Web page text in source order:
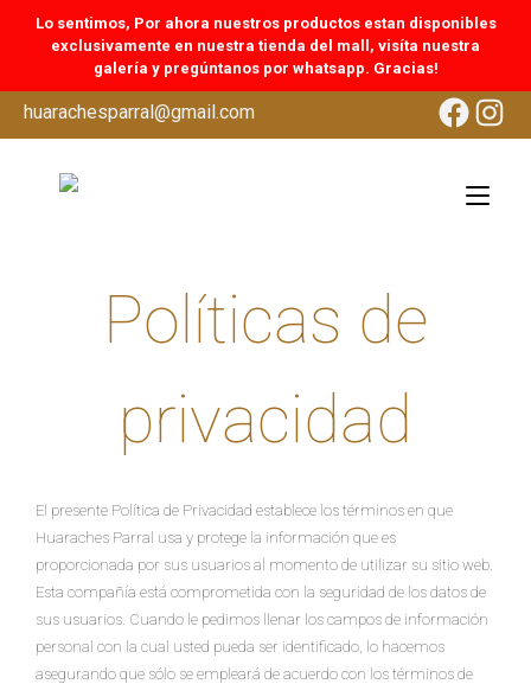
Lo sentimos, Por ahora nuestros productos estan disponibles
exclusivamente en nuestra tienda del mall, visíta nuestra
galería y pregúntanos por whatsapp. Gracias!
huarachesparral@gmail.com
Políticas de
privacidad
El presente Política de Privacidad establece los términos en que
Huaraches Parral usa y protege la información que es
proporcionada por sus usuarios al momento de utilizar su sitio web.
Esta compañía está comprometida con la seguridad de los datos de
sus usuarios. Cuando le pedimos llenar los campos de información
personal con la cual usted pueda ser identificado, lo hacemos
asegurando que sólo se empleará de acuerdo con los términos de